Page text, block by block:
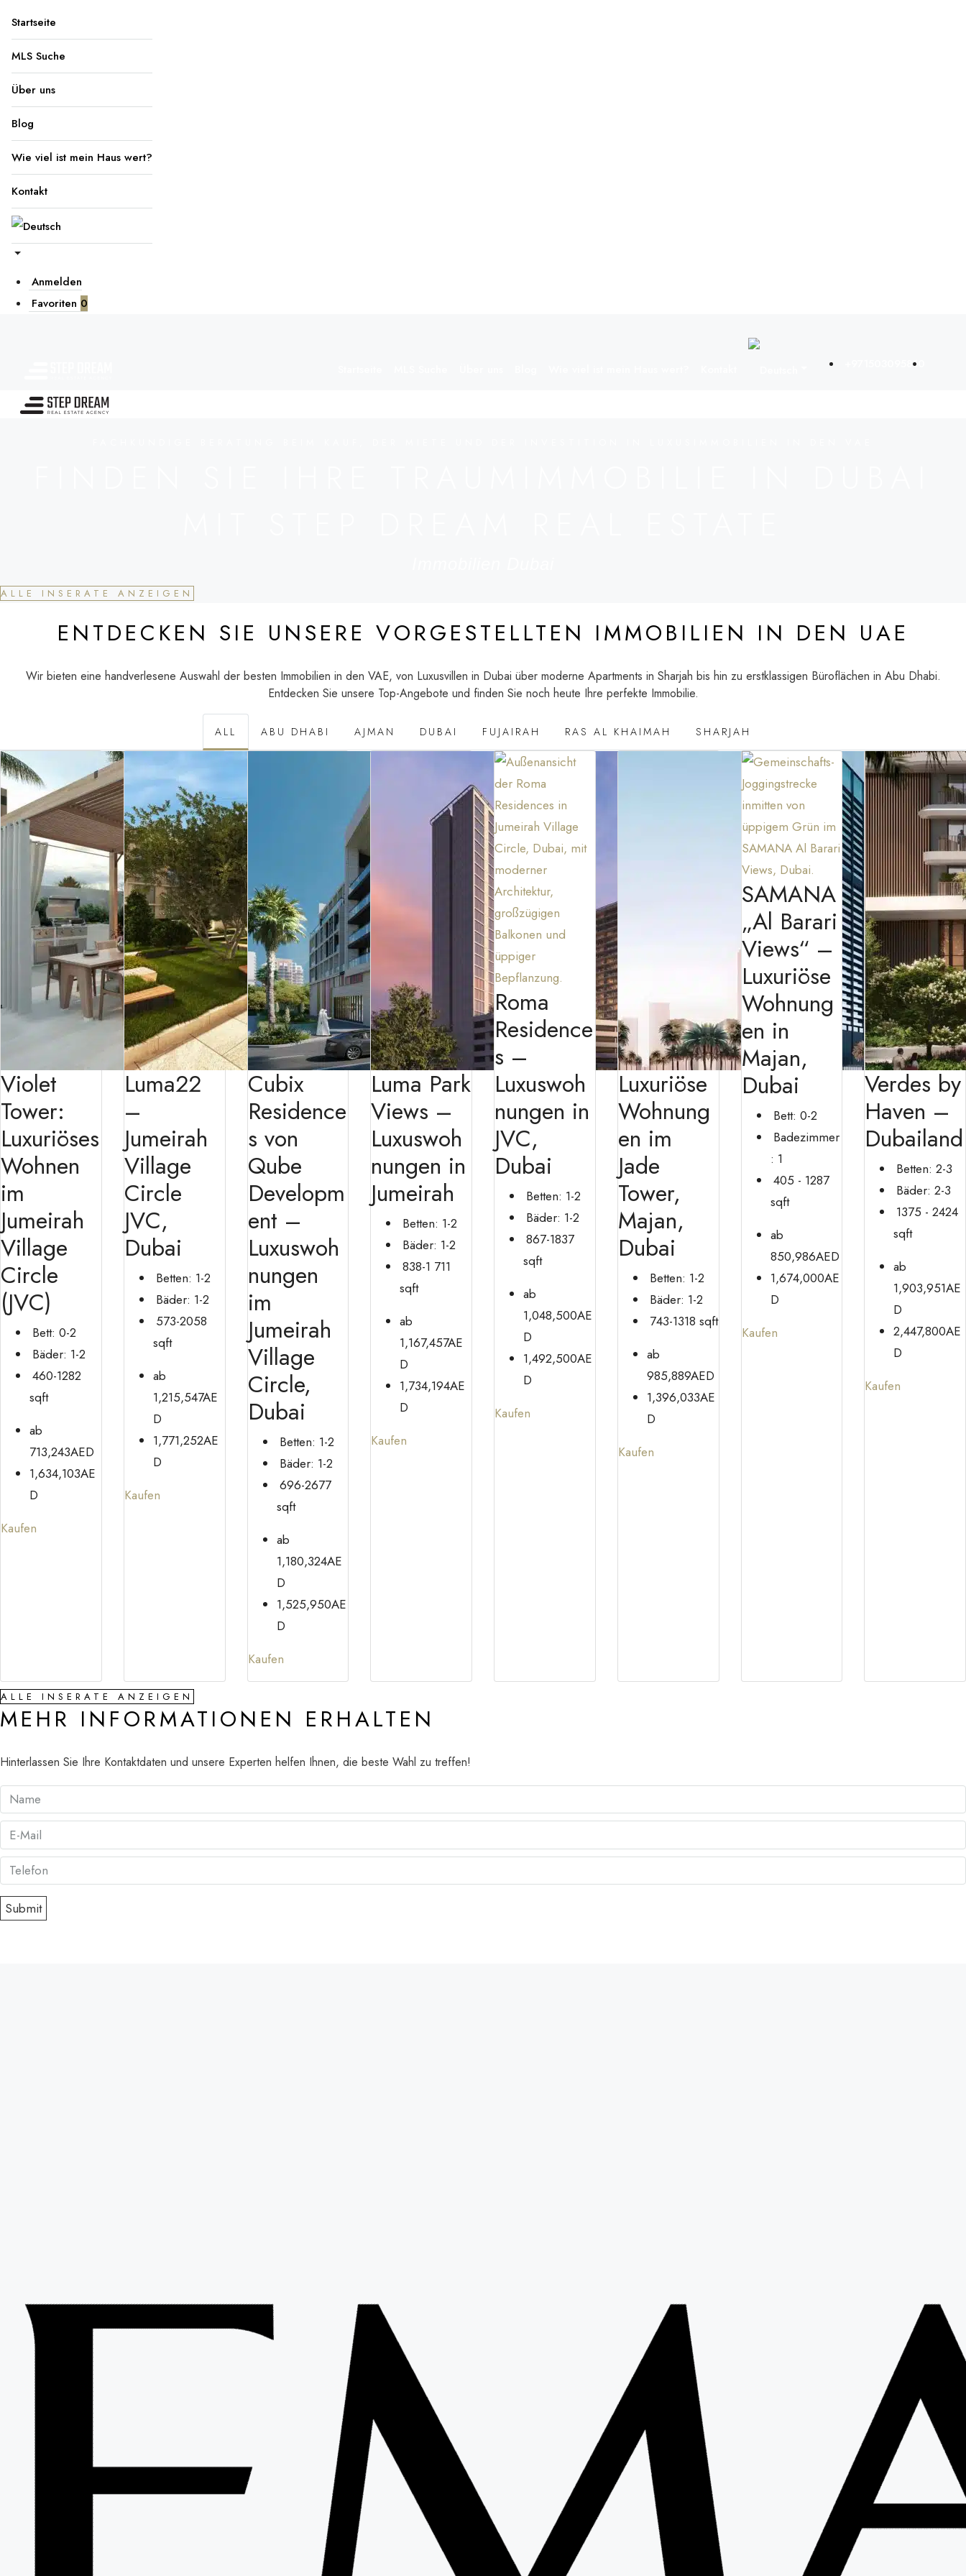
Startseite
MLS Suche
Über uns
Blog
Wie viel ist mein Haus wert?
Kontakt
Anmelden
Favoriten 0
+971503095810
ALLE INSERATE ANZEIGEN
ENTDECKEN SIE UNSERE VORGESTELLTEN IMMOBILIEN IN DEN UAE
Wir bieten eine handverlesene Auswahl der besten Immobilien in den VAE, von Luxusvillen in Dubai über moderne Apartments in Sharjah bis hin zu erstklassigen Büroflächen in Abu Dhabi.
Entdecken Sie unsere Top-Angebote und finden Sie noch heute Ihre perfekte Immobilie.
ALL ABU DHABI AJMAN DUBAI FUJAIRAH RAS AL KHAIMAH SHARJAH
Violet
Tower:
Luxuriöses
Wohnen
im
Jumeirah
Village
Circle
(JVC)
Bett: 0-2
Bäder: 1-2
460-1282
sqft
ab
713,243AED
1,634,103AE
D
Kaufen
Luma22
–
Jumeirah
Village
Circle
JVC,
Dubai
Betten: 1-2
Bäder: 1-2
573-2058
sqft
ab
1,215,547AE
D
1,771,252AE
D
Kaufen
Cubix
Residence
s von
Qube
Developm
ent –
Luxuswoh
nungen
im
Jumeirah
Village
Circle,
Dubai
Betten: 1-2
Bäder: 1-2
696-2677
sqft
ab
1,180,324AE
D
1,525,950AE
D
Kaufen
Luma Park
Views –
Luxuswoh
nungen in
Jumeirah
Betten: 1-2
Bäder: 1-2
838-1 711
sqft
ab
1,167,457AE
D
1,734,194AE
D
Kaufen
Roma
Residence
s –
Luxuswoh
nungen in
JVC,
Dubai
Betten: 1-2
Bäder: 1-2
867-1837
sqft
ab
1,048,500AE
D
1,492,500AE
D
Kaufen
Luxuriöse
Wohnung
en im
Jade
Tower,
Majan,
Dubai
Betten: 1-2
Bäder: 1-2
743-1318 sqft
ab
985,889AED
1,396,033AE
D
Kaufen
SAMANA
„Al Barari
Views“ –
Luxuriöse
Wohnung
en in
Majan,
Dubai
Bett: 0-2
Badezimmer
: 1
405 - 1287
sqft
ab
850,986AED
1,674,000AE
D
Kaufen
Verdes by
Haven –
Dubailand
Betten: 2-3
Bäder: 2-3
1375 - 2424
sqft
ab
1,903,951AE
D
2,447,800AE
D
Kaufen
ALLE INSERATE ANZEIGEN
MEHR INFORMATIONEN ERHALTEN
Hinterlassen Sie Ihre Kontaktdaten und unsere Experten helfen Ihnen, die beste Wahl zu treffen!
Submit